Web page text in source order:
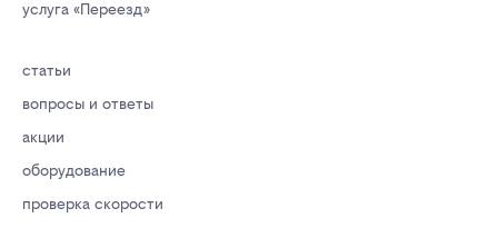
услуга «Переезд»
статьи
вопросы и ответы
акции
оборудование
проверка скорости